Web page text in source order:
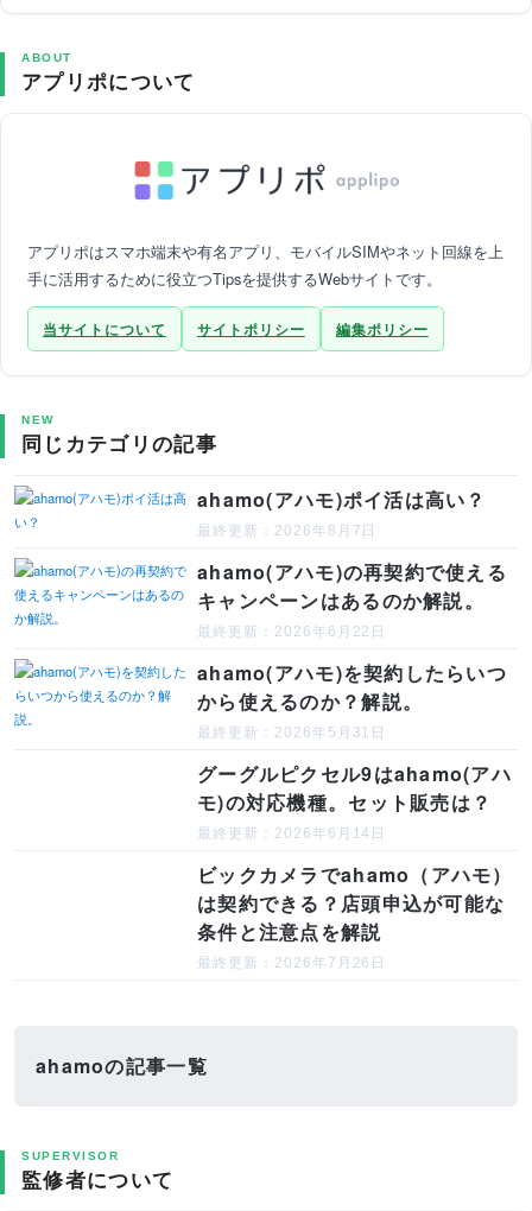
ABOUT
アプリポについて
アプリポはスマホ端末や有名アプリ、モバイルSIMやネット回線を上
手に活用するために役立つTipsを提供するWebサイトです。
当サイトについて サイトポリシー 編集ポリシー
NEW
同じカテゴリの記事
ahamo(アハモ)ポイ活は高い？
最終更新：2026年8月7日
ahamo(アハモ)の再契約で使える
キャンペーンはあるのか解説。
最終更新：2026年6月22日
ahamo(アハモ)を契約したらいつ
から使えるのか？解説。
最終更新：2026年5月31日
グーグルピクセル9はahamo(アハ
モ)の対応機種。セット販売は？
最終更新：2026年6月14日
ビックカメラでahamo（アハモ）
は契約できる？店頭申込が可能な
条件と注意点を解説
最終更新：2026年7月26日
ahamoの記事一覧
SUPERVISOR
監修者について